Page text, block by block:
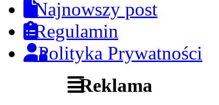
Najnowszy post
Regulamin
Polityka Prywatności
Reklama